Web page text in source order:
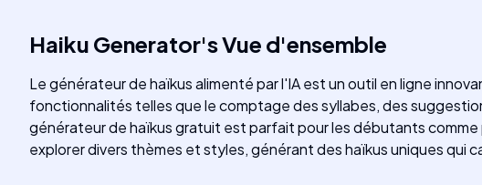
Haiku Generator'sVue d'ensemble
Le générateur de haïkus alimenté par l'IA est un outil en ligne
fonctionnalités telles que le comptage des syllabes, des
générateur de haïkus gratuit est parfait pour les débutants
explorer divers thèmes et styles, générant des haïkus uniques qui